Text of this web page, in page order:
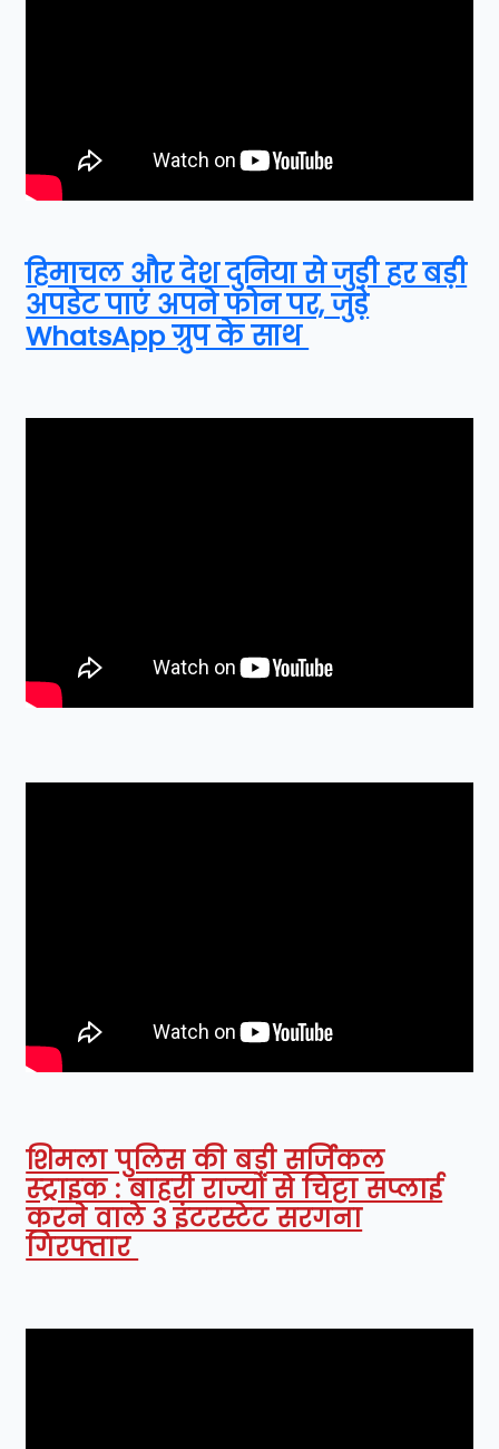
हिमाचल और देश दुनिया से जुड़ी हर बड़ी
अपडेट पाएं अपने फोन पर, जुड़े
WhatsApp ग्रुप के साथ
शिमला पुलिस की बड़ी सर्जिकल
स्ट्राइक : बाहरी राज्यों से चिट्टा सप्लाई
करने वाले 3 इंटरस्टेट सरगना
गिरफ्तार